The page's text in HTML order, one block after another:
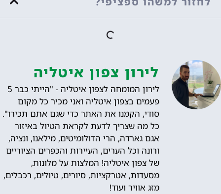
לירון צפון איטליה
לירון המומחה לצפון איטליה - "הייתי כבר 5
פעמים בצפון איטליה ואני מכיר כל מקום
סודי, הקמנו את האתר כדי שגם אתם תכירו".
כל מה שצריך לדעת לקראת הטיול באיזור
אגם גארדה, הרי הדולומיטים, מילאנו, ונציה,
ורונה וכל הערים, העיירות והכפרים הציוריים
של צפון איטליה! המלצות על מלונות,
מסעדות, אטרקציות, סיורים, טיולים, רכבלים,
מזג אוויר ועוד!